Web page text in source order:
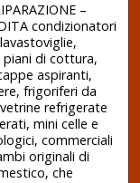
–
condizionatori
piani di cottura,
aspiranti,
frigoriferi da
refrigerate
mini celle e
commerciali
originali di
che